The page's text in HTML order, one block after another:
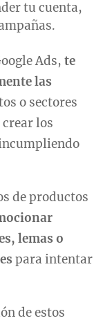
tu cuenta,
Ads, te
las
o sectores
los
de productos
lemas o
para intentar
de estos